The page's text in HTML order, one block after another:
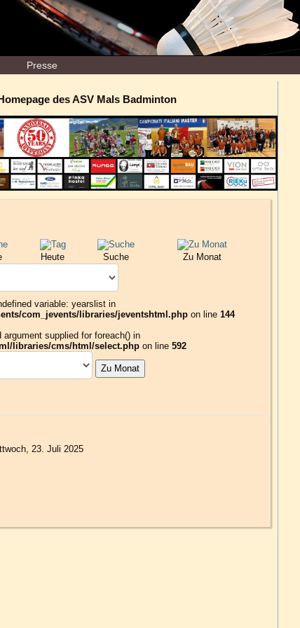
Presse
des ASV Mals Badminton
Heute Suche Zu Monat
variable: yearslist in
com_jevents/libraries/jeventshtml.phpon line 144
argument supplied for foreach() in
libraries/cms/html/select.php on line592
Zu Monat
23. Juli 2025